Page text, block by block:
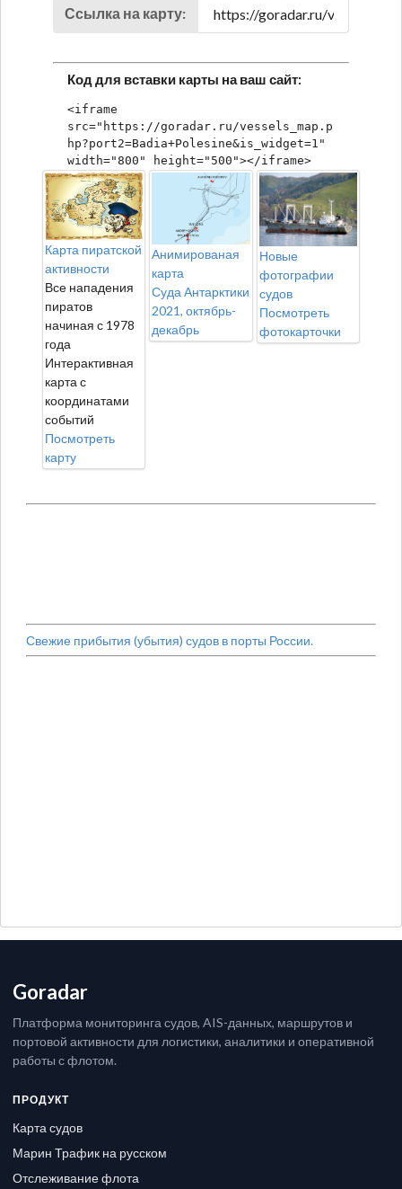
Ссылка на карту:
Код для вставки карты на ваш сайт:
<iframe
src="https://goradar.ru/vessels_map.p
hp?port2=Badia+Polesine&is_widget=1"
width="800" height="500"></iframe>
Карта пиратской
активности
Все нападения
пиратов
начиная с 1978
года
Интерактивная
карта с
координатами
событий
Посмотреть
карту
Анимированая
карта
Суда Антарктики
2021, октябрь-
декабрь
Новые
фотографии
судов
Посмотреть
фотокарточки
Свежие прибытия (убытия) судов в порты России.
Goradar
Платформа мониторинга судов, AIS-данных, маршрутов и
портовой активности для логистики, аналитики и оперативной
работы с флотом.
ПРОДУКТ
Карта судов
Марин Трафик на русском
Отслеживание флота